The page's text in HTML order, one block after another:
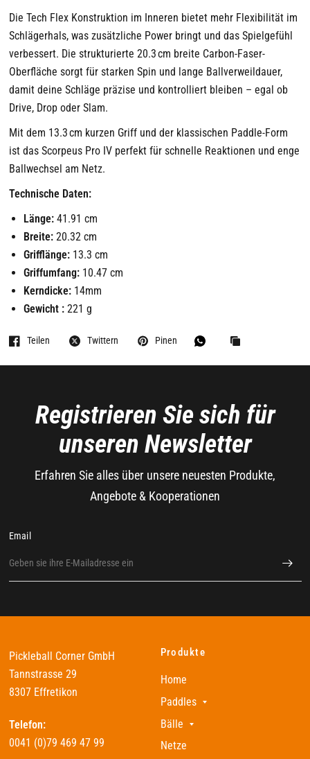
Die Tech Flex Konstruktion im Inneren bietet mehr Flexibilität im
Schlägerhals, was zusätzliche Power bringt und das Spielgefühl
verbessert. Die strukturierte 20.3 cm breite Carbon-Faser-
Oberfläche sorgt für starken Spin und lange Ballverweildauer,
damit deine Schläge präzise und kontrolliert bleiben – egal ob
Drive, Drop oder Slam.
Mit dem 13.3 cm kurzen Griff und der klassischen Paddle-Form
ist das Scorpeus Pro IV perfekt für schnelle Reaktionen und enge
Ballwechsel am Netz.
Technische Daten:
Länge:41.91 cm
Breite:20.32 cm
Grifflänge:13.3 cm
Griffumfang:10.47 cm
Kerndicke:14mm
Gewicht :221 g
Teilen Twittern Pinen
Registrieren Sie sich für
unseren Newsletter
Erfahren Sie alles über unsere neuesten Produkte,
Angebote & Kooperationen
Email
Pickleball Corner GmbH
Tannstrasse 29
8307 Effretikon
Telefon:
0041 (0)79 469 47 99
Produkte
Home
Paddles
Bälle
Netze